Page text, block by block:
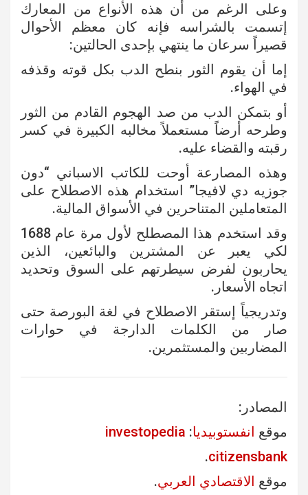
وعلى الرغم من أن هذه الأنواع من المعارك
إتسمت بالشراسه فإنه كان معظم الأحوال
قصيراً سرعان ما ينتهي بإحدى الحالتين:
إما أن يقوم الثور بنطح الدب بكل قوته وقذفه
في الهواء.
أو بتمكن الدب من صد الهجوم القادم من الثور
وطرحه أرضاً مستعملاً مخالبه الكبيرة في كسر
رقبته والقضاء عليه.
وهذه المصارعة أوحت للكاتب الاسباني “دون
جوزيه دي لافيجا” استخدام هذه الاصطلاح على
المتعاملين المتناحرين في الأسواق المالية.
وقد استخدم هذا المصطلح لأول مرة عام 1688
لكي يعبر عن المشترين والبائعين، الذين
يحاربون لفرض سيطرتهم على السوق وتحديد
اتجاه الأسعار.
وتدريجياً إستقر الاصطلاح في لغة البورصة حتى
صار من الكلمات الدارجة في حوارات
المضاربين والمستثمرين.
المصادر:
موقع انفستوبيديا:
investopedia
citizensbank
.
موقع الاقتصادي العربي.